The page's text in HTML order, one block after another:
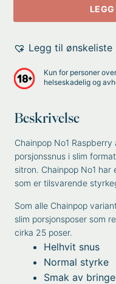
Legg til ønskeliste
Kun for personer
helseskadelig og
Beskrivelse
Chainpop No1
porsjonssnus i slim
sitron. Chainpop No1
som er tilsvarende
Som alle Chainpop
slim porsjonsposer som
cirka 25 poser.
Helhvit snus
Normal styrke
Smak av